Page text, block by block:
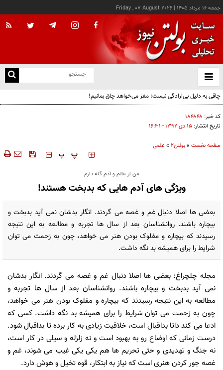
جمعه ۱۶ مرداد ۱۴۰۵ |
Friday , 07 August 2026
باز
و
چاقی به دلیل بی‌ارادگی نیست؛ مغز می‌خواهد چاق بمانیم!
کد خبر: ۱۸۴۸۴۸
تاریخ انتشار: ۱۵ دی ۱۳۹۲ - ۱۶:۳۱
صفحه نخست »بولتن2 »علمی
‍‍‍ پ پ
من از عالم و آدم گله دارم
ویژگی های آدم هایی که بدبخت هستند!
بعضی ها اصلا دنبال غم و غصه می گردند. انگار بدشان نمی آید بدبخت و
بیچاره باشند. روانشناسان بعد از سال ها تجربه و مطالعه به این نتیجه
رسیدند که بیچاره و مفلوک بودن هنر می خواهد، چون به زحمت می توان
شرایط را برای همیشه بد نگه داشت.
مجله چلچراغ: بعضی ها اصلا دنبال غم و غصه می گردند. انگار بدشان
نمی آید بدبخت و بیچاره باشند. روانشناسان بعد از سال ها تجربه و
مطالعه به این نتیجه رسیدند که بیچاره و مفلوک بودن هنر می خواهد،
چون به زحمت می توان شرایط را برای همیشه بد نگه داشت. کسی که
ادعا می کند ذاتا بداقبال است، خلاقیت زیادی به کار برده تا بداقبال شود.
درست زمانی که اوضاع رو به بهبود است و نه زلزله و سیلی در کار است،
نه جنگ و تهدیدی و حتی تحریم ها هم یکی یکی غیب می شوند، غم و
غصه جور کردن هنری است که نیاز به ابتکار، قوه تخیل و هوش دارد.